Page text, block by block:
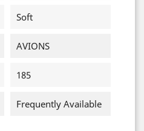
Soft
AVIONS
185
Frequently Available